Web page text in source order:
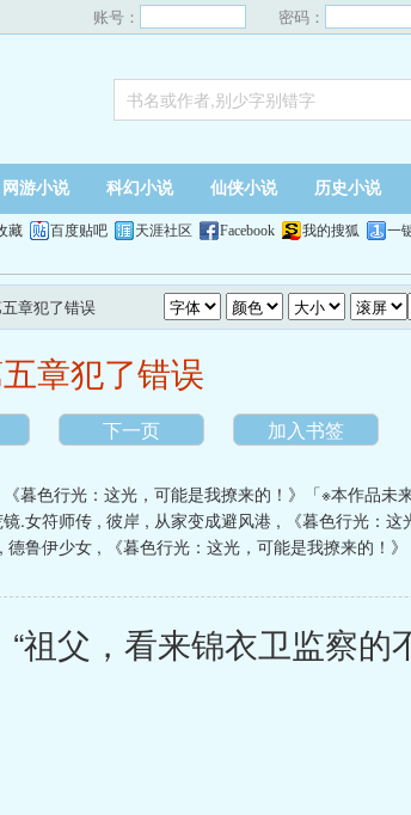
账号： 密码：
网游小说 科幻小说 仙侠小说 历史小说
藏 百度贴吧 天涯社区 Facebook 我的搜狐 一
章犯了错误
章犯了错误
下一页 加入书签
《暮色行光：这光，可能是我撩来的！》「※本作品未
.女符师传 , 彼岸 , 从家变成避风港 ,
《暮色行光：
, 德鲁伊少女 ,
《暮色行光：这光，可能是我撩来的！
父，看来锦衣卫监察的